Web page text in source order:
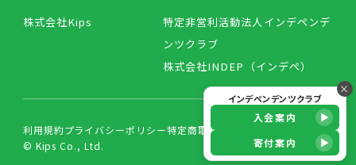
×
インデペンデンツクラブ
入会案内
寄付案内
株式会社Kips
特定非営利活動法人インデペンデ
ンツクラブ
株式会社INDEP（インデペ）
利用規約プライバシーポリシー特定商取引法に基づく表記
© Kips Co., Ltd.